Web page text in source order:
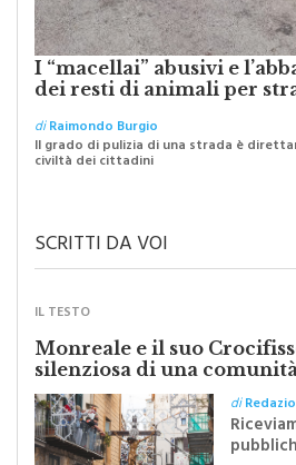
I “macellai” abusivi e
dei resti di animali per
diRaimondo Burgio
Il grado di pulizia di una strada è
civiltà dei cittadini
SCRITTI DA VOI
IL TESTO
Monreale e il suo
silenziosa di una comunità
di